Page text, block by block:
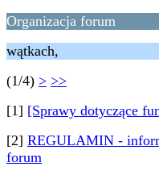
Organizacja forum
wątkach,
(1/4) > >>
[1] [Sprawy dotyczące
[2] REGULAMIN -
forum